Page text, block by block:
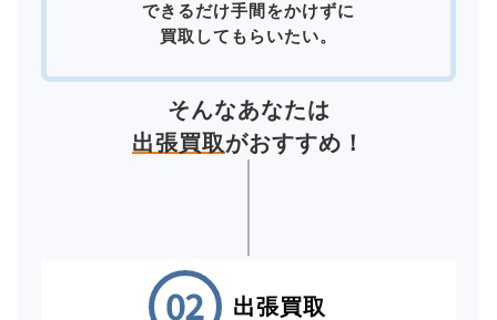
できるだけ手間をかけずに
買取してもらいたい。
そんなあなたは
出張買取がおすすめ！
出張買取